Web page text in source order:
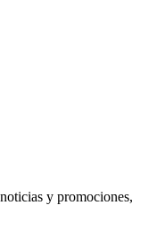
y promociones,